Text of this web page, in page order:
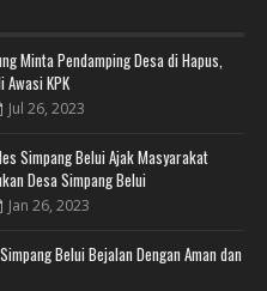
Minta Pendamping Desa di Hapus,
Awasi KPK
Jul 26, 2023
Simpang Belui Ajak Masyarakat
Desa Simpang Belui
Jan 26, 2023
Belui Bejalan Dengan Aman dan